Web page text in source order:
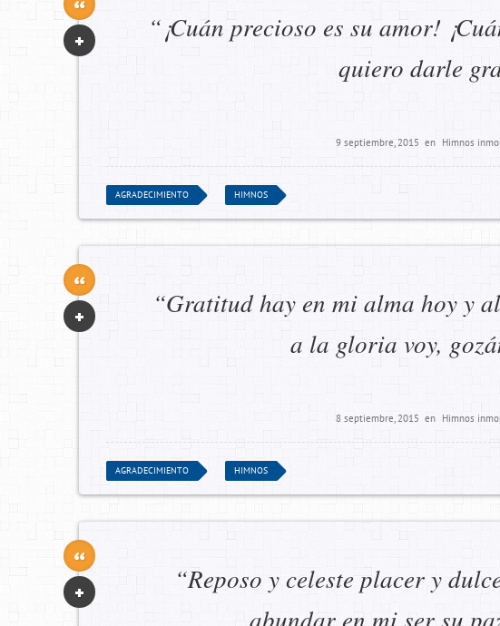
“¡Cuán precioso es su amor!
quiero darle
9 septiembre, 2015 en Himnos
AGRADECIMIENTO HIMNOS
“Gratitud hay en mi alma hoy y
a la gloria voy,
8 septiembre, 2015 en Himnos
AGRADECIMIENTO HIMNOS
“Reposo y celeste placer y
abundar en mi ser su